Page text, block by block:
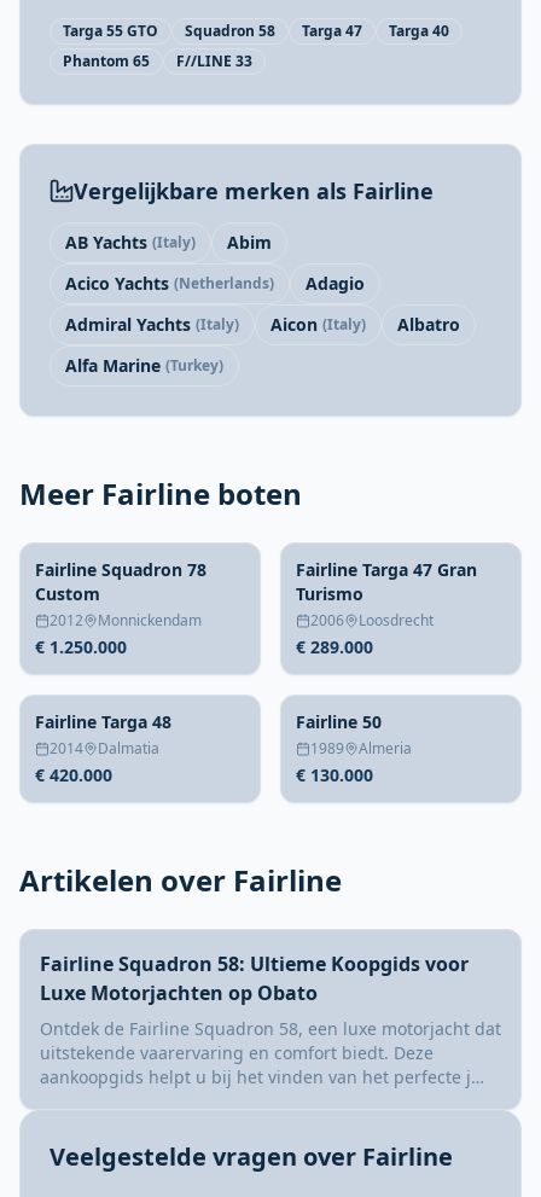
Targa 55 GTO Squadron 58 Targa 47
Targa 40
Phantom 65
F//LINE 33
Vergelijkbare merken als Fairline
AB Yachts (Italy)
Abim
Acico Yachts (Netherlands)
Adagio
Admiral Yachts (Italy) Aicon (Italy)
Albatro
Alfa Marine (Turkey)
Meer Fairline boten
Fairline Squadron 78
Custom
2012 Monnickendam
€ 1.250.000
Fairline Targa 47 Gran
Turismo
2006 Loosdrecht
€ 289.000
Fairline Targa 48
2014 Dalmatia
€ 420.000
Fairline 50
1989 Almeria
€ 130.000
Artikelen over Fairline
Fairline Squadron 58: Ultieme Koopgids voor
Luxe Motorjachten op Obato
Ontdek de Fairline Squadron 58, een luxe motorjacht dat
uitstekende vaarervaring en comfort biedt. Deze
aankoopgids helpt u bij het vinden van het perfecte j…
Veelgestelde vragen over Fairline